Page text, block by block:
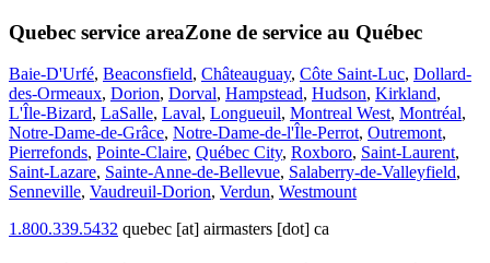
Quebec service areaZone de service au Québec
Baie-D'Urfé, Beaconsfield, Châteauguay, Côte Saint-Luc, Dollard-
des-Ormeaux, Dorion, Dorval, Hampstead, Hudson, Kirkland,
L'Île-Bizard, LaSalle, Laval, Longueuil, Montreal West, Montréal,
Notre-Dame-de-Grâce, Notre-Dame-de-l'Île-Perrot, Outremont,
Pierrefonds, Pointe-Claire, Québec City, Roxboro, Saint-Laurent,
Saint-Lazare, Sainte-Anne-de-Bellevue, Salaberry-de-Valleyfield,
Senneville, Vaudreuil-Dorion, Verdun, Westmount
1.800.339.5432 quebec [at] airmasters [dot] ca